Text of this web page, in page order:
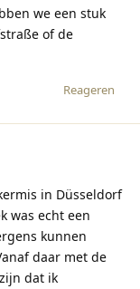
we een stuk
of de
Reageren
in Düsseldorf
was echt een
kunnen
daar met de
dat ik